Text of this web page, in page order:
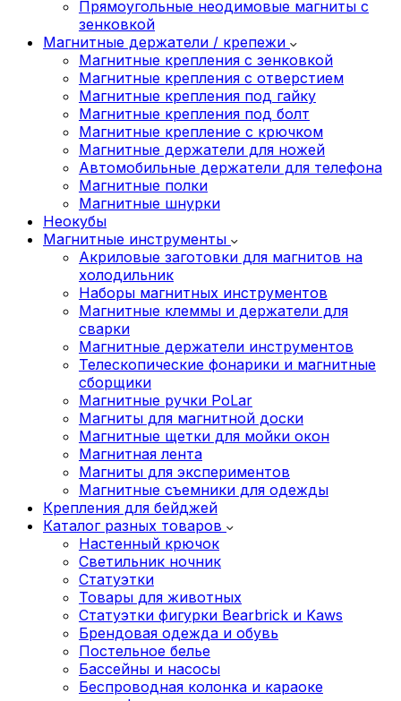
Прямоугольные неодимовые магниты с
зенковкой
Магнитные держатели / крепежи
Магнитные крепления с зенковкой
Магнитные крепления с отверстием
Магнитные крепления под гайку
Магнитные крепления под болт
Магнитные крепление с крючком
Магнитные держатели для ножей
Автомобильные держатели для телефона
Магнитные полки
Магнитные шнурки
Неокубы
Магнитные инструменты
Акриловые заготовки для магнитов на
холодильник
Наборы магнитных инструментов
Магнитные клеммы и держатели для
сварки
Магнитные держатели инструментов
Телескопические фонарики и магнитные
сборщики
Магнитные ручки PoLar
Магниты для магнитной доски
Магнитные щетки для мойки окон
Магнитная лента
Магниты для экспериментов
Магнитные съемники для одежды
Крепления для бейджей
Каталог разных товаров
Настенный крючок
Светильник ночник
Статуэтки
Товары для животных
Статуэтки фигурки Bearbrick и Kaws
Брендовая одежда и обувь
Постельное белье
Бассейны и насосы
Беспроводная колонка и караоке